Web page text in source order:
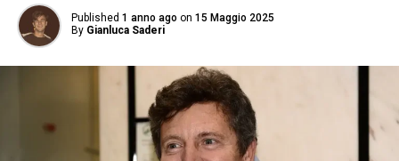
Published 1 anno ago on 15 Maggio 2025
By Gianluca Saderi